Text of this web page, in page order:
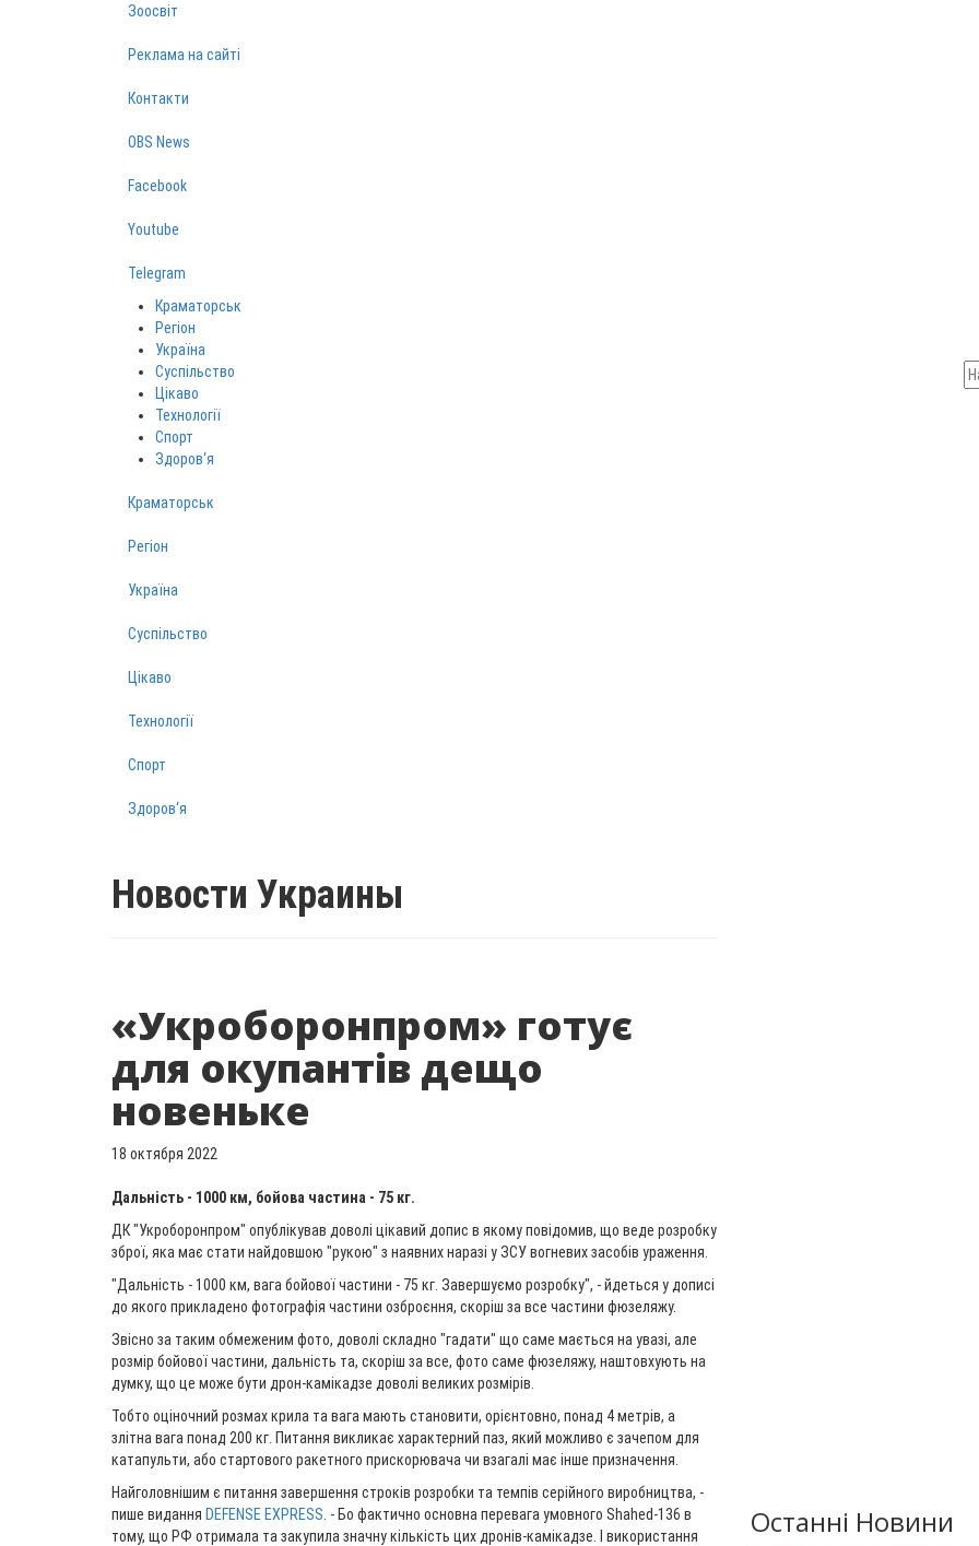
Зоосвіт
Реклама на сайті
Контакти
OBS News
Facebook
Youtube
Telegram
Краматорськ
Регіон
Україна
Суспільство
Цікаво
Технології
Спорт
Здоров‘я
Краматорськ
Регіон
Україна
Суспільство
Цікаво
Технології
Спорт
Здоров‘я
Новости Украины
«Укроборонпром» готує
для окупантів дещо
новеньке
18 октября 2022
Дальність - 1000 км, бойова частина - 75 кг.
ДК "Укроборонпром" опублікував доволі цікавий допис в якому повідомив, що веде розробку
зброї, яка має стати найдовшою "рукою" з наявних наразі у ЗСУ вогневих засобів ураження.
"Дальність - 1000 км, вага бойової частини - 75 кг. Завершуємо розробку", - йдеться у дописі
до якого прикладено фотографія частини озброєння, скоріш за все частини фюзеляжу.
Звісно за таким обмеженим фото, доволі складно "гадати" що саме мається на увазі, але
розмір бойової частини, дальність та, скоріш за все, фото саме фюзеляжу, наштовхують на
думку, що це може бути дрон-камікадзе доволі великих розмірів.
Тобто оціночний розмах крила та вага мають становити, орієнтовно, понад 4 метрів, а
злітна вага понад 200 кг. Питання викликає характерний паз, який можливо є зачепом для
катапульти, або стартового ракетного прискорювача чи взагалі має інше призначення.
Найголовнішим є питання завершення строків розробки та темпів серійного виробництва, -
пише видання DEFENSE EXPRESS . - Бо фактично основна перевага умовного Shahed-136 в
тому, що РФ отримала та закупила значну кількість цих дронів-камікадзе. І використання
Останні Новини